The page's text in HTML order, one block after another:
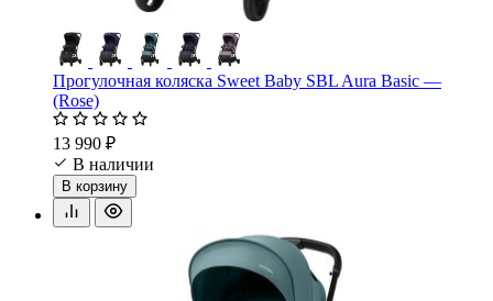
Прогулочная коляска Sweet Baby SBL Aura Basic —
(Rose)
13 990 ₽
В наличии
В корзину